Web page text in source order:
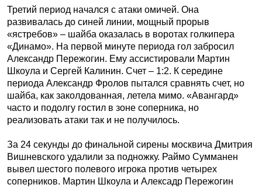
Третий период начался с атаки омичей. Она
развивалась до синей линии, мощный прорыв
«ястребов» – шайба оказалась в воротах голкипера
«Динамо». На первой минуте периода гол забросил
Александр Пережогин. Ему ассистировали Мартин
Шкоула и Сергей Калинин. Счет – 1:2. К середине
периода Александр Фролов пытался сравнять счет, но
шайба, как заколдованная, летела мимо. «Авангард»
часто и подолгу гостил в зоне соперника, но
реализовать атаки так и не получилось.
За 24 секунды до финальной сирены москвича Дмитрия
Вишневского удалили за подножку. Раймо Сумманен
вывел шестого полевого игрока против четырех
соперников. Мартин Шкоула и Алексадр Пережогин